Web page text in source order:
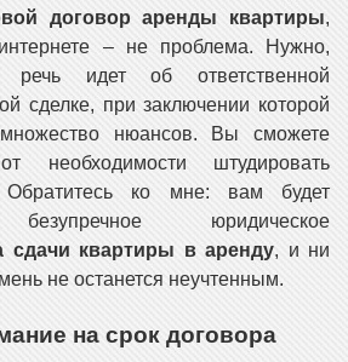
договор аренды квартиры,
– не проблема. Нужно,
речь идет об ответственной
сделке, при заключении которой
нюансов. Вы сможете
необходимости штудировать
Обратитесь ко мне: вам будет
безупречное юридическое
сдачи квартиры в аренду, и ни
не останется неучтенным.
на срок договора